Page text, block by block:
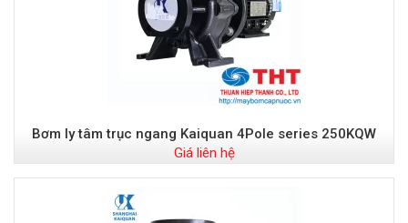
Bơm ly tâm trục ngang Kaiquan 4Pole series 250KQW
Giá liên hệ